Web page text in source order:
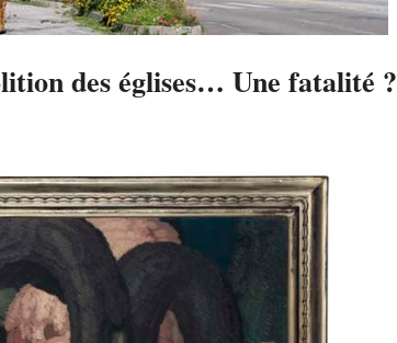
des églises… Une fatalité ?